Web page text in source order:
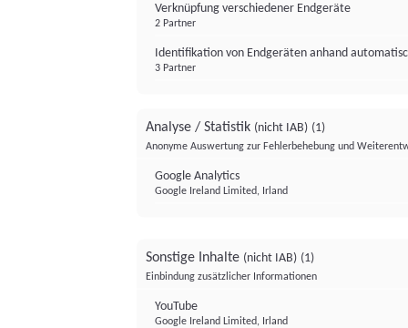
Verknüpfung verschiedener Endgeräte
2 Partner
Identifikation von Endgeräten anhand
3 Partner
Analyse / Statistik (nicht IAB) (1)
Anonyme Auswertung zur Fehlerbehebung und
Google Analytics
Google Ireland Limited, Irland
Sonstige Inhalte (nicht IAB) (1)
Einbindung zusätzlicher Informationen
YouTube
Google Ireland Limited, Irland